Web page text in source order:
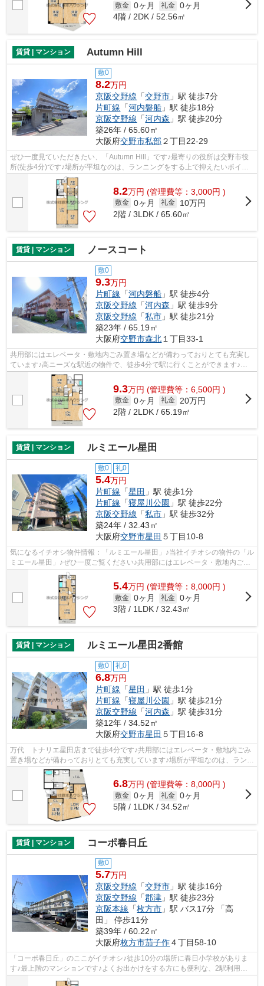
敷金 0ヶ月 礼金 0ヶ月
4階 / 2DK / 52.56㎡
賃貸 | マンション Autumn Hill
敷0
8.2万円
京阪交野線 「交野市 」駅 徒歩7分
片町線 「河内磐船 」駅 徒歩18分
京阪交野線 「河内森 」駅 徒歩20分
築26年 / 65.60㎡
大阪府交野市私部２丁目22-29
ぜひ一度見ていただきたい、「Autumn Hill」です♪最寄りの役所は交野市役
所(徒歩4分)です♪場所が平坦なのは、ランニングをする上で抑えたいポイン
トですね♪通風良好で陽の当たる気持ち...
8.2万円 (管理費等：3,000円 )
敷金 0ヶ月 礼金
10万円
2階 / 3LDK / 65.60㎡
賃貸 | マンション ノースコート
敷0
9.3万円
片町線 「河内磐船 」駅 徒歩4分
京阪交野線 「河内森 」駅 徒歩9分
京阪交野線 「私市 」駅 徒歩21分
築23年 / 65.19㎡
大阪府交野市森北 １丁目33-1
共用部にはエレベータ・敷地内ごみ置き場などが備わっておりとても充実し
ています♪高ニーズな駅近の物件で、徒歩4分で駅に行くことができます♪道
が平坦だと買い物も快適にできますね♪...
9.3万円 (管理費等：6,500円 )
敷金 0ヶ月 礼金
20万円
2階 / 2LDK / 65.19㎡
賃貸 | マンション ルミエール星田
敷0 礼0
5.4万円
片町線 「星田 」駅 徒歩1分
片町線 「寝屋川公園 」駅 徒歩22分
京阪交野線 「私市 」駅 徒歩32分
築24年 / 32.43㎡
大阪府交野市星田 ５丁目10-8
気になるイチオシ物件情報：「ルミエール星田」♪当社イチオシの物件の「ル
ミエール星田」♪ぜひ一度ご覧ください♪共用部にはエレベータ・敷地内ごみ
置き場など様々な設備やサービスが揃...
5.4万円 (管理費等：8,000円 )
敷金 0ヶ月 礼金 0ヶ月
3階 / 1LDK / 32.43㎡
賃貸 | マンション ルミエール星田2番館
敷0 礼0
6.8万円
片町線 「星田 」駅 徒歩1分
片町線 「寝屋川公園 」駅 徒歩21分
京阪交野線 「河内森 」駅 徒歩31分
築12年 / 34.52㎡
大阪府交野市星田 ５丁目16-8
万代 トナリエ星田店まで徒歩4分です♪共用部にはエレベータ・敷地内ごみ
置き場などが備わっておりとても充実しています♪場所が平坦なのは、ランニ
ングをする上で抑えたいポイントです...
6.8万円 (管理費等：8,000円 )
敷金 0ヶ月 礼金 0ヶ月
5階 / 1LDK / 34.52㎡
賃貸 | マンション コーポ春日丘
敷0
5.7万円
京阪交野線 「交野市 」駅 徒歩16分
京阪交野線 「郡津 」駅 徒歩23分
京阪本線 「枚方市 」駅 バス17分 「高
田」 停歩11分
築39年 / 60.22㎡
大阪府枚方市茄子作４丁目58-10
「コーポ春日丘」のここがイチオシ♪徒歩10分の場所に春日小学校がありま
す♪最上階のマンションです♪よくお出かけをする方にも便利な、2駅利用可
能なマンションです♪できるだけ早めに不...